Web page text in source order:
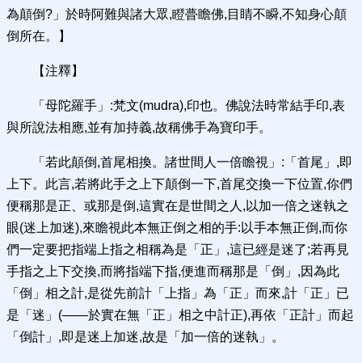
為顛倒?」於時阿難與諸大眾,瞪瞢瞻佛,目睛不瞬,不知身心顛
倒所在。】
【注釋】
「母陀羅手」:梵文(mudra),印也。佛說法時常結手印,表
與所說法相應,並有加持義,故稱佛手為寶印手。
「若此顛倒,首尾相換。諸世間人一倍瞻視」:「首尾」,即
上下。此言,若將此手之上下顛倒一下,首尾交換一下位置,你們
便稱那是正、或那是倒,這實在是世間之人,以加一倍之迷執之
眼(迷上加迷),來瞻視此本無正倒之相的手:以手本無正倒,而你
們一定要把指端上指之相稱為是「正」,這已經是迷了;若再見
手指之上下交換,而將指端下指,便進而稱那是「倒」,因為此
「倒」相之計,是從先前計「上指」為「正」而來,計「正」已
是「迷」(——於實在無「正」相之中計正),再依「正計」而起
「倒計」,即是迷上加迷,故是「加一倍的迷執」。